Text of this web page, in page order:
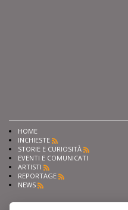
HOME
INCHIESTE
STORIE E CURIOSITÀ
EVENTI E COMUNICATI
ARTISTI
REPORTAGE
NEWS